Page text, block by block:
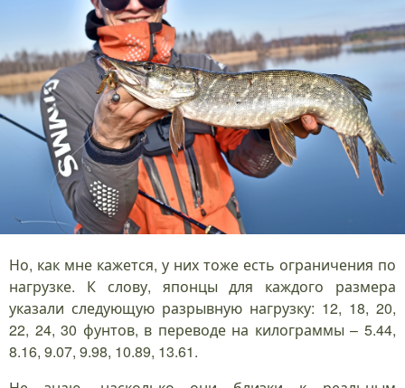
Но, как мне кажется, у них тоже есть ограничения по
нагрузке. К слову, японцы для каждого размера
указали следующую разрывную нагрузку: 12, 18, 20,
22, 24, 30 фунтов, в переводе на килограммы – 5.44,
8.16, 9.07, 9.98, 10.89, 13.61.